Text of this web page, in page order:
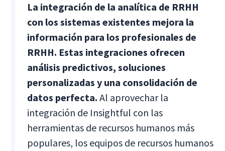
La integración de la analítica de RRHH
con los sistemas existentes mejora la
información para los profesionales de
RRHH. Estas integraciones ofrecen
análisis predictivos, soluciones
personalizadas y una consolidación de
datos perfecta. Al aprovechar la
integración de Insightful con las
herramientas de recursos humanos más
populares, los equipos de recursos humanos